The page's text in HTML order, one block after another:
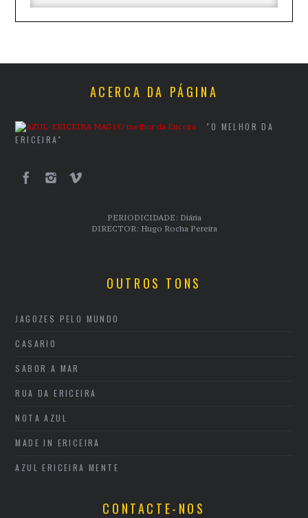
ACERCA DA PÁGINA
"O MELHOR DA
ERICEIRA"
PERIODICIDADE: Diária
DIRECTOR: Hugo Rocha Pereira
OUTROS TONS
JAGOZES PELO MUNDO
CASARIO
SABOR A MAR
RUA DA ERICEIRA
NOTA AZUL
MADE IN ERICEIRA
AZUL ERICEIRA MENTE
CONTACTE-NOS